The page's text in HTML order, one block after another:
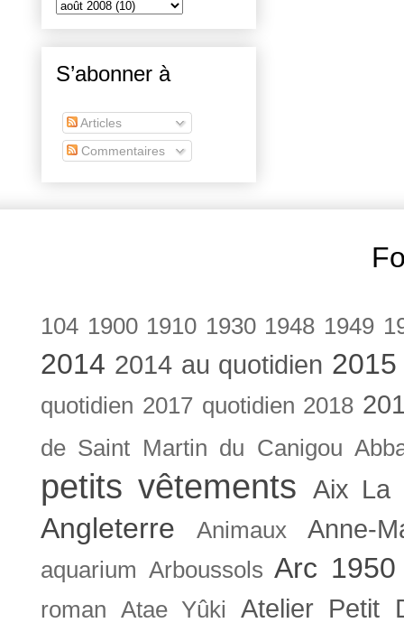
S’abonner à
Articles
Commentaires
104 1900 1910 1930 1948 1949
2014 2014 au quotidien
quotidien 2017 quotidien 2018
de Saint Martin du Canigou
petits vêtements Aix La
Angleterre Animaux Anne-
aquarium Arboussols Arc 1950
roman Atae Yûki
Atelier Petit